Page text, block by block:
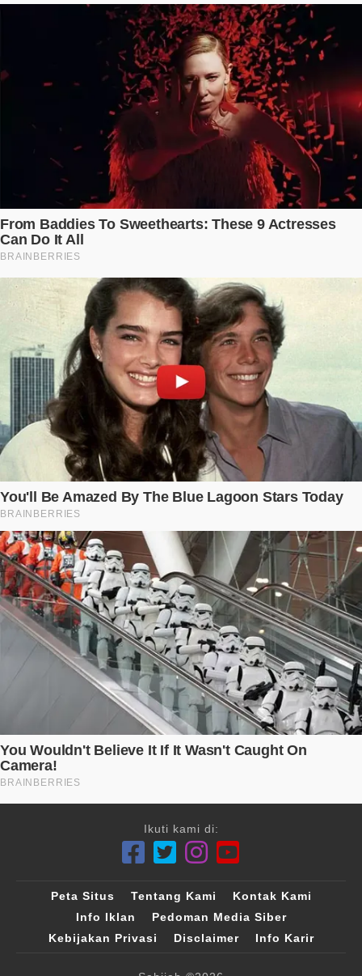
Ikuti kami di:
Peta Situs Tentang Kami
Kontak Kami
Info Iklan
Pedoman Media Siber
Kebijakan Privasi
Disclaimer Info Karir